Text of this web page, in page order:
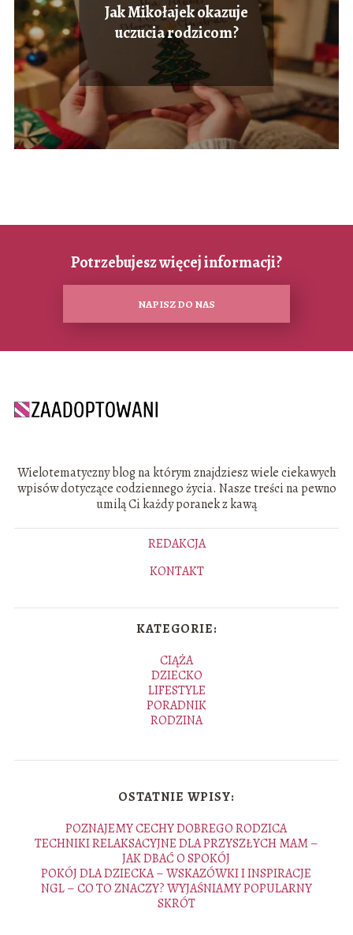
Jak Mikołajek okazuje
uczucia rodzicom?
Potrzebujesz więcej informacji?
NAPISZ DO NAS
Wielotematyczny blog na którym znajdziesz wiele ciekawych
wpisów dotyczące codziennego życia. Nasze treści na pewno
umilą Ci każdy poranek z kawą
REDAKCJA
KONTAKT
KATEGORIE:
CIĄŻA
DZIECKO
LIFESTYLE
PORADNIK
RODZINA
OSTATNIE WPISY:
POZNAJEMY CECHY DOBREGO RODZICA
TECHNIKI RELAKSACYJNE DLA PRZYSZŁYCH MAM –
JAK DBAĆ O SPOKÓJ
POKÓJ DLA DZIECKA – WSKAZÓWKI I INSPIRACJE
NGL – CO TO ZNACZY? WYJAŚNIAMY POPULARNY
SKRÓT